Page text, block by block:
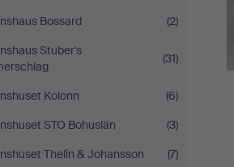
Bossard
(2)
Stuber's
(31)
Kolonn
(6)
STO Bohuslän
(3)
Thelin & Johansson
(7)